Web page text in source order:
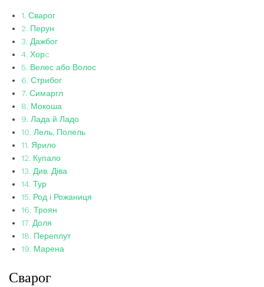
1. Сварог
2. Перун
3. Дажбог
4. Хорc
5. Велес або Волос
6. Стрибог
7. Симаргл
8. Мокоша
9. Лада й Ладо
10. Лель, Полель
11. Ярило
12. Купало
13. Див, Діва
14. Тур
15. Род і Рожаниця
16. Троян
17. Доля
18. Переплут
19. Марена
Сварог